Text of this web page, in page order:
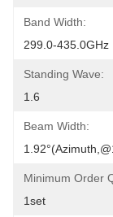
Band Width:
299.0-435.0GHz
Standing Wave:
1.6
Beam Width:
Minimum Order
1set